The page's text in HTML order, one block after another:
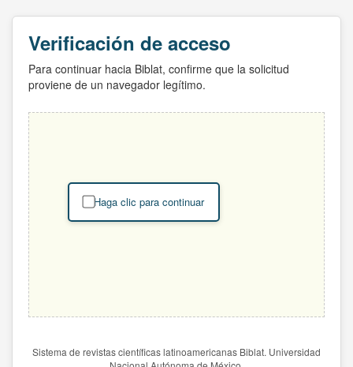
Verificación de acceso
Para continuar hacia Biblat, confirme que la solicitud
proviene de un navegador legítimo.
Haga clic para continuar
Sistema de revistas científicas latinoamericanas Biblat. Universidad